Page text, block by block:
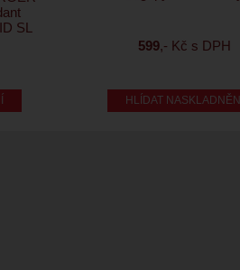
599,- Kč s DPH
HLÍDAT NASKLADNĚNÍ